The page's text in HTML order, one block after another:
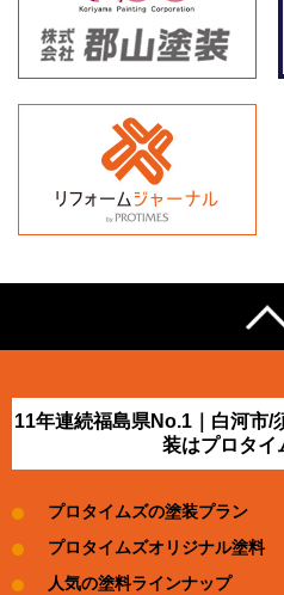
11年連続福島県No.1｜白河市/
装はプロタイ
プロタイムズの塗装プラン
プロタイムズオリジナル塗料
人気の塗料ラインナップ